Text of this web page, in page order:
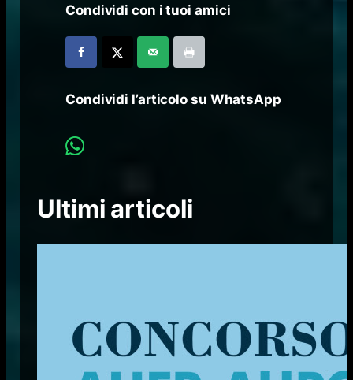
Condividi con i tuoi amici
Condividi l’articolo su WhatsApp
Ultimi articoli